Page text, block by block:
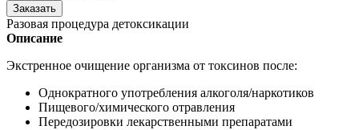
Заказать
Разовая процедура детоксикации
Описание
Экстренное очищение организма от токсинов после:
Однократного употребления алкоголя/наркотиков
Пищевого/химического отравления
Передозировки лекарственными препаратами